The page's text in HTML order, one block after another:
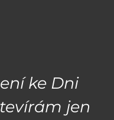
ke Dni
jen